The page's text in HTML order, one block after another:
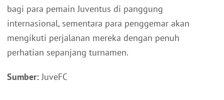
bagi para pemain Juventus di panggung
internasional, sementara para penggemar akan
mengikuti perjalanan mereka dengan penuh
perhatian sepanjang turnamen.
Sumber:JuveFC